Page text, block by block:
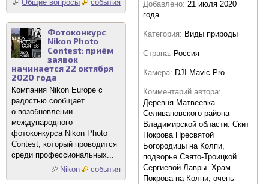
Общие вопросы
события
Фотоконкурс
Nikon Photo
Contest: приём
заявок
начинается 22 октября
2020 года
Компания Nikon Europe с
радостью сообщает
о возобновлении
международного
фотоконкурса Nikon Photo
Contest, который проводится
среди профессиональных...
Nikon
события
Добавлено: 21 июля 2020
года
Категория: Виды природы
Страна: Россия
Камера: DJI Mavic Pro
Комментарий автора:
Деревня Матвеевка
Селивановского района
Владимирской области. Скит
Покрова Пресвятой
Богородицы на Колпи,
подворье Свято-Троицкой
Сергиевой Лавры. Храм
Покрова-на-Колпи, очень